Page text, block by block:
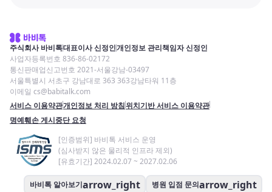
주식회사 바비톡대표이사 신정인개인정보 관리책임자 신정인
사업자등록번호 836-86-02172
통신판매업신고번호 2021-서울강남-03497
서울특별시 서초구 강남대로 363 363강남타워 11층
이메일 cs@babitalk.com
서비스 이용약관개인정보 처리 방침위치기반 서비스 이용약관
명예훼손 게시중단 요청
[인증범위] 바비톡 서비스 운영
(심사받지 않은 물리적 인프라 제외)
[유효기간] 2024.02.07 ~ 2027.02.06
바비톡 알아보기arrow_right 병원 입점 문의arrow_right